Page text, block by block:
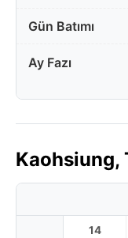
Gün Batımı
Ay Fazı
Kaohsiung,
14